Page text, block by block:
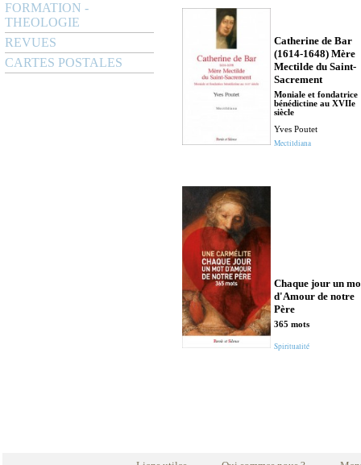
FORMATION -
THEOLOGIE
REVUES
CARTES POSTALES
Catherine de Bar
(1614-1648) Mère
Mectilde du Saint-
Sacrement
Moniale et fondatrice
bénédictine au XVIIe
siècle
Yves Poutet
Mectildiana
Chaque jour un
d'Amour de notre
Père
365 mots
Spiritualité